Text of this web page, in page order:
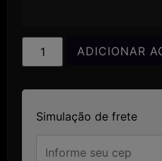
ADICIONAR
Simulação de frete